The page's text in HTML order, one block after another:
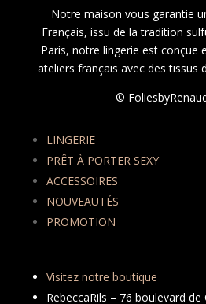
Notre maison vous garantie
Français, issu de la tradition
Paris, notre lingerie est conçue
ateliers français avec des tissus
©
LINGERIE
PRÊT À PORTER SEXY
ACCESSOIRES
NOUVEAUTÉS
PROMOTION
Visitez notre boutique
RebeccaRils – 76 boulevard de